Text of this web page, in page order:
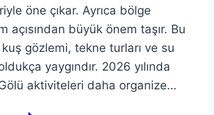
öne çıkar. Ayrıca bölge
açısından büyük önem taşır. Bu
gözlemi, tekne turları ve su
yaygındır. 2026 yılında
aktiviteleri daha organize…